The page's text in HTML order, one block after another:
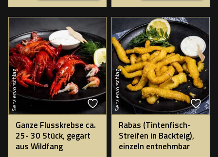
Serviervorschlag
Ganze Flusskrebse ca.
25- 30 Stück, gegart
aus Wildfang
Serviervorschlag
Rabas (Tintenfisch-
Streifen in Backteig),
einzeln entnehmbar